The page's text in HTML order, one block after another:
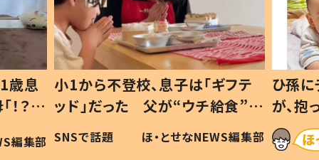
歳息
？」
編集部
小1から不登校、息子は「ギフテ
ッド」だった 父が“ウチ給食”を
作り続ける理由とは #令和の親
#令和の子
SNSで話題 ほ・とせなNEWS編集部
ひ孫
が、
「涙が
い」